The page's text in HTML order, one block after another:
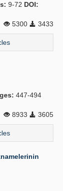
9-72 DOI:
5300
3433
447-494
8933
3605